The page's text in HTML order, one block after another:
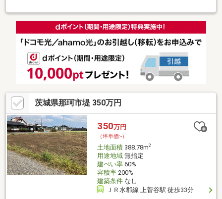
茨城県那珂市堤 350万円
350万円
（坪単価:-）
土地面積388.78m2
用途地域無指定
建ぺい率60%
容積率200%
建築条件なし
ＪＲ水郡線 上菅谷駅 徒歩33分